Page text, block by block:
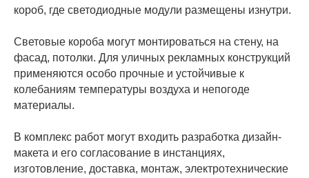
короб, где светодиодные модули размещены изнутри.
Световые короба могут монтироваться на стену, на
фасад, потолки. Для уличных рекламных конструкций
применяются особо прочные и устойчивые к
колебаниям температуры воздуха и непогоде
материалы.
В комплекс работ могут входить разработка дизайн-
макета и его согласование в инстанциях,
изготовление, доставка, монтаж, электротехнические